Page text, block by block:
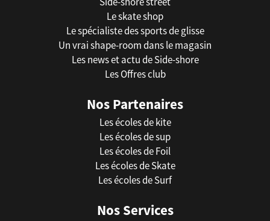
Le skate shop
Le spécialiste des sports de glisse
Un vrai shape-room dans le magasin
Les news et actu de Side-shore
Les Offres club
Nos Partenaires
Les écoles de kite
Les écoles de sup
Les écoles de Foil
Les écoles de Skate
Les écoles de Surf
Nos Services